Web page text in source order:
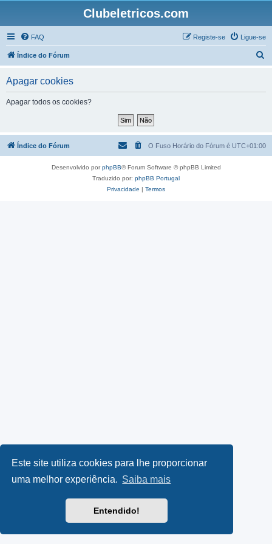
Este site utiliza cookies para lhe proporcionar
uma melhor experiência. Saiba mais
Entendido!
Clubeletricos.com
FAQ Ligue-se
Registe-se
Índice do Fórum
a
Apagar cookies
Apagar todos os cookies?
Índice do Fórum O Fuso Horário do Fórum é UTC+01:00
Desenvolvido porphpBB® Forum Software © phpBB Limited
Traduzido por: phpBB Portugal
Privacidade | Termos